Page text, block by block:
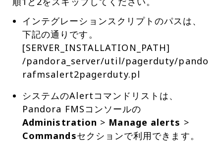
インテグレーションスクリプトのパスは、
下記の通りです。
[SERVER_INSTALLATION_PATH]
/pandora_server/util/pagerduty/pando
rafmsalert2pagerduty.pl
システムのAlertコマンドリストは、
Pandora FMSコンソールの
Administration > Manage alerts >
Commandsセクションで利用できます。